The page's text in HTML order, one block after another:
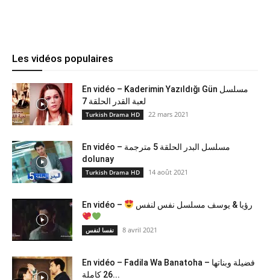
Les vidéos populaires
En vidéo – Kaderimin Yazıldığı Gün مسلسل
لعبة القدر الحلقة 7
Turkish Drama HD 22 mars 2021
En vidéo – مسلسل البدر الحلقة 5 مترجمة
dolunay
Turkish Drama HD 14 août 2021
En vidéo – رؤيا & يوسف مسلسل نفس لنفس
نفسا لنفس 8 avril 2021
En vidéo – Fadila Wa Banatoha – فضيلة وبناتها
26 كاملة...